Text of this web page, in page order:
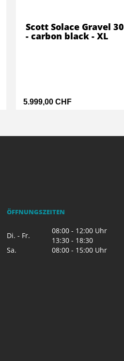
5.999,00 CHF
Scott Solace Gravel 30
- carbon black - XL
ÖFFNUNGSZEITEN
Di. - Fr.
08:00 - 12:00 Uhr
13:30 - 18:30
Sa.
08:00 - 15:00 Uhr